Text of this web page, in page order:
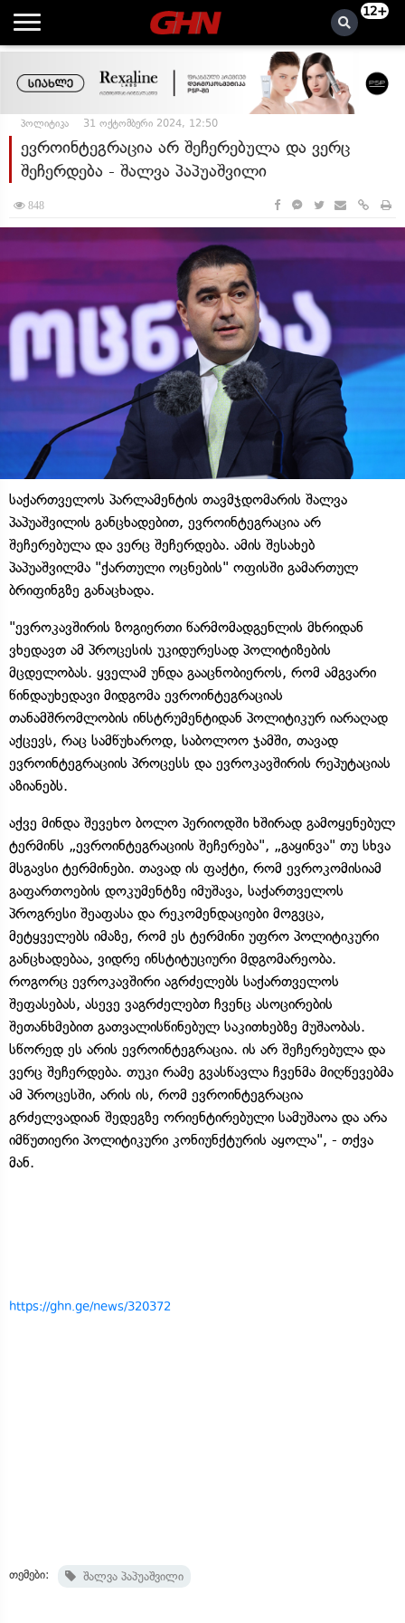
12+
პოლიტიკა 31 ოქტომბერი 2024, 12:50
ევროინტეგრაცია არ შეჩერებულა და ვერც
შეჩერდება - შალვა პაპუაშვილი
848
საქართველოს პარლამენტის თავმჯდომარის შალვა
პაპუაშვილის განცხადებით, ევროინტეგრაცია არ
შეჩერებულა და ვერც შეჩერდება. ამის შესახებ
პაპუაშვილმა "ქართული ოცნების" ოფისში გამართულ
ბრიფინგზე განაცხადა.
"ევროკავშირის ზოგიერთი წარმომადგენლის მხრიდან
ვხედავთ ამ პროცესის უკიდურესად პოლიტიზების
მცდელობას. ყველამ უნდა გააცნობიეროს, რომ ამგვარი
წინდაუხედავი მიდგომა ევროინტეგრაციას
თანამშრომლობის ინსტრუმენტიდან პოლიტიკურ იარაღად
აქცევს, რაც სამწუხაროდ, საბოლოო ჯამში, თავად
ევროინტეგრაციის პროცესს და ევროკავშირის რეპუტაციას
აზიანებს.
აქვე მინდა შევეხო ბოლო პერიოდში ხშირად გამოყენებულ
ტერმინს „ევროინტეგრაციის შეჩერება", „გაყინვა" თუ სხვა
მსგავსი ტერმინები. თავად ის ფაქტი, რომ ევროკომისიამ
გაფართოების დოკუმენტზე იმუშავა, საქართველოს
პროგრესი შეაფასა და რეკომენდაციები მოგვცა,
მეტყველებს იმაზე, რომ ეს ტერმინი უფრო პოლიტიკური
განცხადებაა, ვიდრე ინსტიტუციური მდგომარეობა.
როგორც ევროკავშირი აგრძელებს საქართველოს
შეფასებას, ასევე ვაგრძელებთ ჩვენც ასოცირების
შეთანხმებით გათვალისწინებულ საკითხებზე მუშაობას.
სწორედ ეს არის ევროინტეგრაცია. ის არ შეჩერებულა და
ვერც შეჩერდება. თუკი რამე გვასწავლა ჩვენმა მიღწევებმა
ამ პროცესში, არის ის, რომ ევროინტეგრაცია
გრძელვადიან შედეგზე ორიენტირებული სამუშაოა და არა
იმწუთიერი პოლიტიკური კონიუნქტურის აყოლა", - თქვა
მან.
https://ghn.ge/news/320372
თემები: შალვა პაპუაშვილი